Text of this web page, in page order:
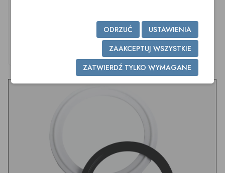
Uszczelka TC DN50
DIN SIL-L
USTAWIENIA
ODRZUĆ
ZAAKCEPTUJ WSZYSTKIE
ZATWIERDŹ TYLKO WYMAGANE